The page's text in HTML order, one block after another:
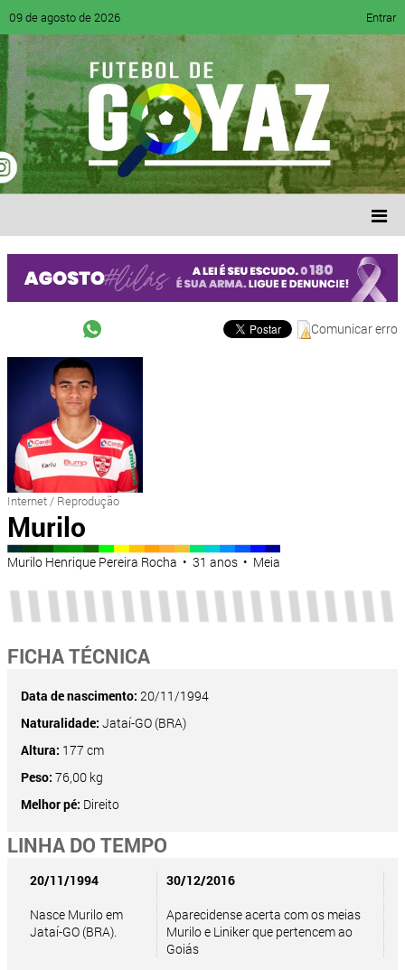
09 de agosto de 2026 Entrar
Comunicar erro
Internet / Reprodução
Murilo
Murilo Henrique Pereira Rocha • 31 anos • Meia
FICHA TÉCNICA
Data de nascimento: 20/11/1994
Naturalidade: Jataí-GO (BRA)
Altura: 177 cm
Peso: 76,00 kg
Melhor pé: Direito
LINHA DO TEMPO
20/11/1994
Nasce Murilo em
Jataí-GO (BRA).
30/12/2016
Aparecidense acerta com os meias
Murilo e Liniker que pertencem ao
Goiás